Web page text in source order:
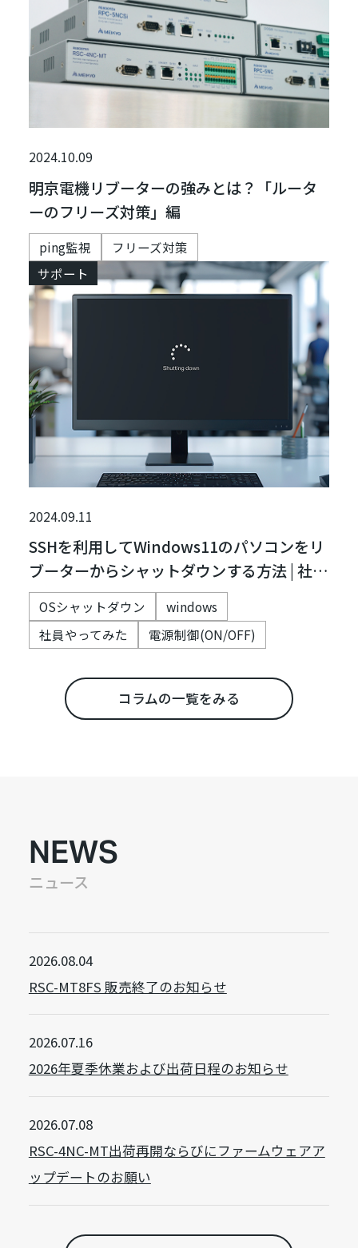
2024.10.09
明京電機リブーターの強みとは？「ルータ
ーのフリーズ対策」編
ping監視
フリーズ対策
サポート
2024.09.11
SSHを利用してWindows11のパソコンをリ
ブーターからシャットダウンする方法 | 社
員，やってみた
OSシャットダウン
windows
社員やってみた
電源制御(ON/OFF)
コラムの一覧をみる
NEWS
ニュース
2026.08.04
RSC-MT8FS 販売終了のお知らせ
2026.07.16
2026年夏季休業および出荷日程のお知らせ
2026.07.08
RSC-4NC-MT出荷再開ならびにファームウェアア
ップデートのお願い